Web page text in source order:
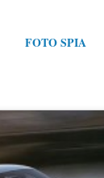
FOTO SPIA